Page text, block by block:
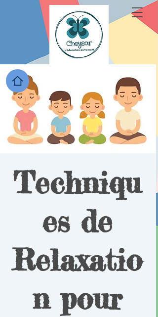
Techniqu
es de
Relaxatio
n pour